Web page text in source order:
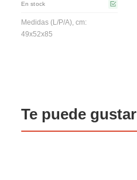
En stock
Medidas (L/P/A), cm:
49x52x85
Te puede gustar